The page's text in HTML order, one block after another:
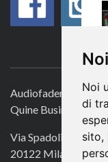
Noi
di
sito,
Audiofader.com
Quine Business
Via Spadolini 7
20122 Milano